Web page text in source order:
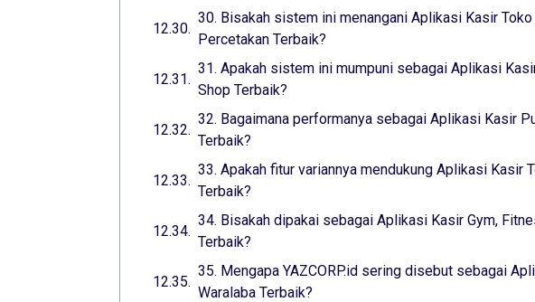
30. Bisakah sistem ini menangani Aplikasi Kasir Toko
Percetakan Terbaik?
31. Apakah sistem ini mumpuni sebagai Aplikasi
Shop Terbaik?
32. Bagaimana performanya sebagai Aplikasi Kasir
Terbaik?
33. Apakah fitur variannya mendukung Aplikasi Kasir
Terbaik?
34. Bisakah dipakai sebagai Aplikasi Kasir Gym,
Terbaik?
35. Mengapa YAZCORP.id sering disebut sebagai
Waralaba Terbaik?